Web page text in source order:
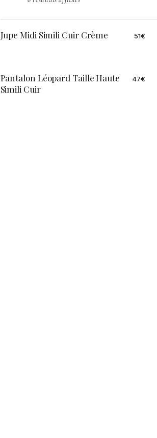
Jupe Midi Simili Cuir Crème 51€
Pantalon Léopard Taille Haute
Simili Cuir
47€